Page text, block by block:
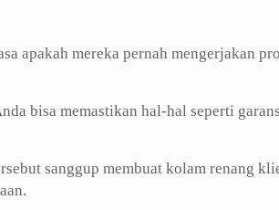
apakah mereka pernah mengerjakan
bisa memastikan hal-hal seperti
sanggup membuat kolam renang